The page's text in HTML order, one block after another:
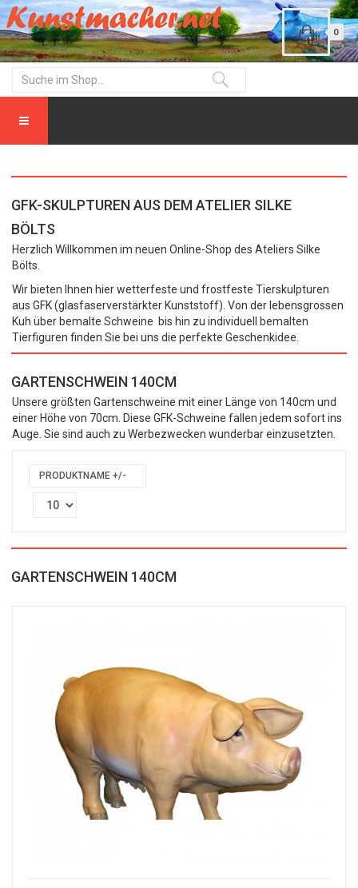
0
GFK-SKULPTUREN AUS DEM ATELIER SILKE
BÖLTS
Herzlich Willkommen im neuen Online-Shop des Ateliers Silke
Bölts.
Wir bieten Ihnen hier wetterfeste und frostfeste Tierskulpturen
aus GFK (glasfaserverstärkter Kunststoff). Von der lebensgrossen
Kuh über bemalte Schweine bis hin zu individuell bemalten
Tierfiguren finden Sie bei uns die perfekte Geschenkidee.
GARTENSCHWEIN 140CM
Unsere größten Gartenschweine mit einer Länge von 140cm und
einer Höhe von 70cm. Diese GFK-Schweine fallen jedem sofort ins
Auge. Sie sind auch zu Werbezwecken wunderbar einzusetzten.
PRODUKTNAME +/-
GARTENSCHWEIN 140CM